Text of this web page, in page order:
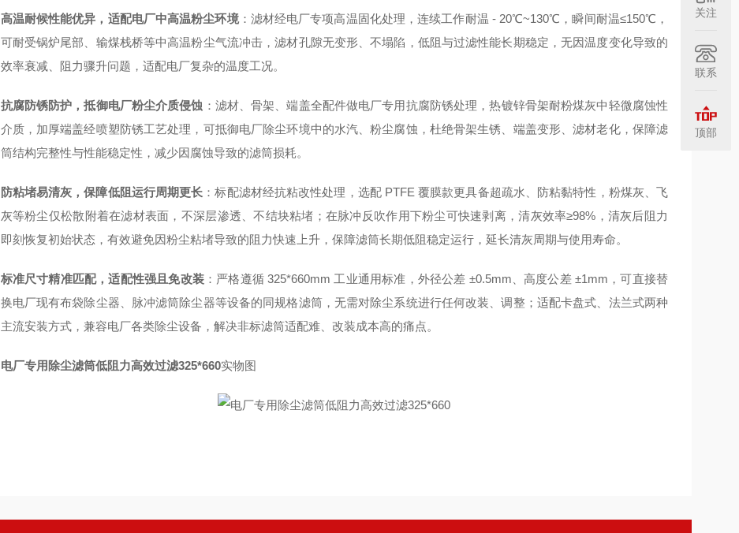
高温耐候性能优异，适配电厂中高温粉尘环境：滤材经电厂专项高温固化处理，连续工作耐温 - 20℃~130℃，瞬间耐温≤150℃，
可耐受锅炉尾部、输煤栈桥等中高温粉尘气流冲击，滤材孔隙无变形、不塌陷，低阻与过滤性能长期稳定，无因温度变化导致的
效率衰减、阻力骤升问题，适配电厂复杂的温度工况。
抗腐防锈防护，抵御电厂粉尘介质侵蚀 ：滤材、骨架、端盖全配件做电厂专用抗腐防锈处理，热镀锌骨架耐粉煤灰中轻微腐蚀性
介质，加厚端盖经喷塑防锈工艺处理，可抵御电厂除尘环境中的水汽、粉尘腐蚀，杜绝骨架生锈、端盖变形、滤材老化，保障滤
筒结构完整性与性能稳定性，减少因腐蚀导致的滤筒损耗。
防粘堵易清灰，保障低阻运行周期更长 ：标配滤材经抗粘改性处理，选配 PTFE 覆膜款更具备超疏水、防粘黏特性，粉煤灰、飞
灰等粉尘仅松散附着在滤材表面，不深层渗透、不结块粘堵；在脉冲反吹作用下粉尘可快速剥离，清灰效率≥98%，清灰后阻力
即刻恢复初始状态，有效避免因粉尘粘堵导致的阻力快速上升，保障滤筒长期低阻稳定运行，延长清灰周期与使用寿命。
标准尺寸精准匹配，适配性强且免改装：严格遵循 325*660mm 工业通用标准，外径公差 ±0.5mm、高度公差 ±1mm，可直接替
换电厂现有布袋除尘器、脉冲滤筒除尘器等设备的同规格滤筒，无需对除尘系统进行任何改装、调整；适配卡盘式、法兰式两种
主流安装方式，兼容电厂各类除尘设备，解决非标滤筒适配难、改装成本高的痛点。
电厂专用除尘滤筒低阻力高效过滤325*660实物图
关注
联系
顶部